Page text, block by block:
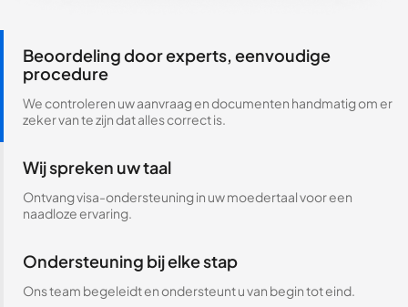
Beoordeling door experts, eenvoudige
procedure
We controleren uw aanvraag en documenten handmatig om er
zeker van te zijn dat alles correct is.
Wij spreken uw taal
Ontvang visa-ondersteuning in uw moedertaal voor een
naadloze ervaring.
Ondersteuning bij elke stap
Ons team begeleidt en ondersteunt u van begin tot eind.